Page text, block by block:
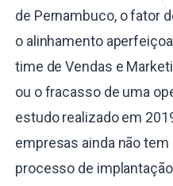
de Pernambuco, o fator
o alinhamento
time de Vendas e
ou o fracasso de uma
estudo realizado em
empresas ainda não
processo de